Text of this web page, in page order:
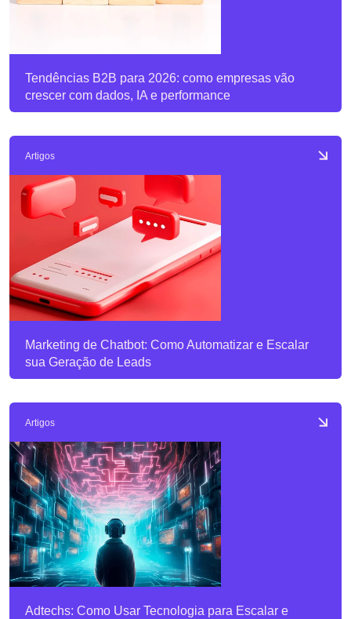
Tendências B2B para 2026: como empresas vão
crescer com dados, IA e performance
Artigos
Marketing de Chatbot: Como Automatizar e Escalar
sua Geração de Leads
Artigos
Adtechs: Como Usar Tecnologia para Escalar e